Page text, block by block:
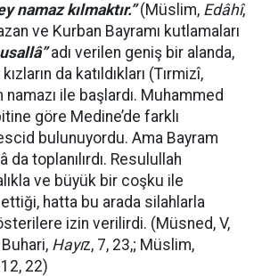
namaz kılmaktır.”(Müslim, Edâhî,
ve Kurban Bayramı kutlamaları
adı verilen geniş bir alanda,
da katıldıkları (Tırmizî,
namazı ile başlardı. Muhammed
göre Medine’de farklı
bulunuyordu. Ama Bayram
da toplanılırdı. Resulullah
ve büyük bir coşku ile
ettiği, hatta bu arada silahlarla
izin verilirdi. (Müsned, V,
Hayız, 7, 23,; Müslim,
22)